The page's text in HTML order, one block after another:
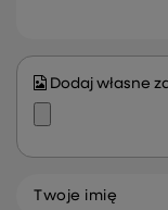
Dodaj własne
Twoje imię